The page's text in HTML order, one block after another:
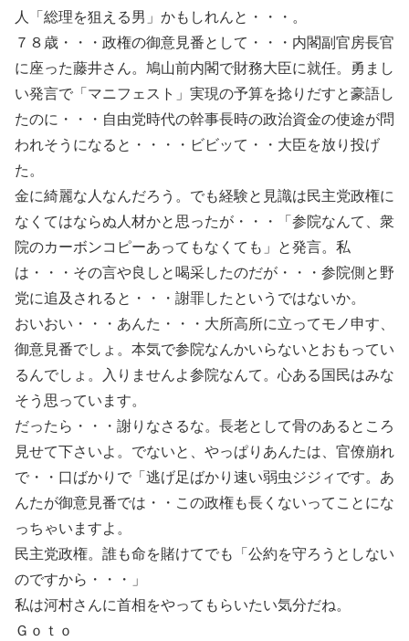
人「総理を狙える男」かもしれんと・・・。
７８歳・・・政権の御意見番として・・・内閣副官房長官
に座った藤井さん。鳩山前内閣で財務大臣に就任。勇まし
い発言で「マニフェスト」実現の予算を捻りだすと豪語し
たのに・・・自由党時代の幹事長時の政治資金の使途が問
われそうになると・・・・ビビッて・・大臣を放り投げ
た。
金に綺麗な人なんだろう。でも経験と見識は民主党政権に
なくてはならぬ人材かと思ったが・・・「参院なんて、衆
院のカーボンコピーあってもなくても」と発言。私
は・・・その言や良しと喝采したのだが・・・参院側と野
党に追及されると・・・謝罪したというではないか。
おいおい・・・あんた・・・大所高所に立ってモノ申す、
御意見番でしょ。本気で参院なんかいらないとおもってい
るんでしょ。入りませんよ参院なんて。心ある国民はみな
そう思っています。
だったら・・・謝りなさるな。長老として骨のあるところ
見せて下さいよ。でないと、やっぱりあんたは、官僚崩れ
で・・口ばかりで「逃げ足ばかり速い弱虫ジジィです。あ
んたが御意見番では・・この政権も長くないってことにな
っちゃいますよ。
民主党政権。誰も命を賭けてでも「公約を守ろうとしない
のですから・・・」
私は河村さんに首相をやってもらいたい気分だね。
Ｇｏｔｏ